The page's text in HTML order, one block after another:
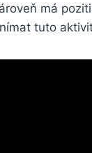
má
tuto